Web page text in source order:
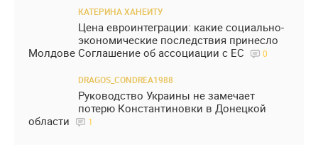
КАТЕРИНА ХАНЕИТУ
Цена евроинтеграции: какие социально-
экономические последствия принесло
Молдове Соглашение об ассоциации с ЕС
0
DRAGOS_CONDREA1988
Руководство Украины не замечает
потерю Константиновки в Донецкой
области
1